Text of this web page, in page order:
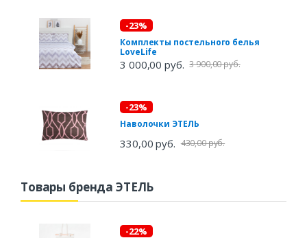
-23%
Комплекты постельного белья
LoveLife
3 000,00 руб. 3 900,00 руб.
-23%
Наволочки ЭТЕЛЬ
330,00 руб. 430,00 руб.
Товары бренда ЭТЕЛЬ
-22%